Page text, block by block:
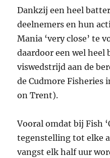
Dankzij een heel
deelnemers en hun
Mania ‘very close’ te
daardoor een wel heel
viswedstrijd aan de
de Cudmore Fisheries
on Trent).
Vooral omdat bij Fish
tegenstelling tot elke
vangst elk half uur